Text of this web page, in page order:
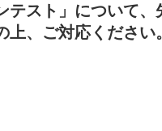
テスト」について
上、ご対応ください。